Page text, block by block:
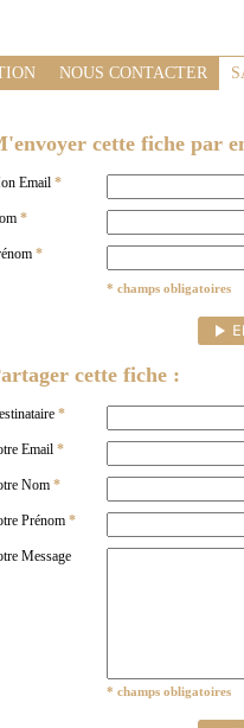
NOUS CONTACTER
cette fiche par
Email *
*
*
* champs obligatoires
cette fiche :
*
Email *
Nom *
Prénom *
Message
* champs obligatoires